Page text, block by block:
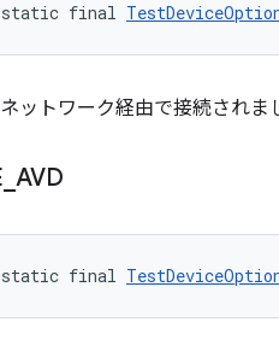
static final
ットワーク経由で接続されま
AVD
static final